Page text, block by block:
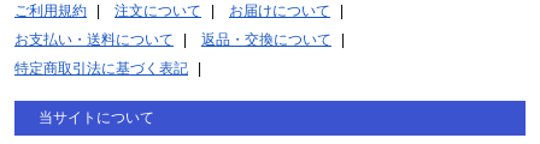
ご利用規約 注文について
お届けについて
お支払い・送料について
返品・交換について
特定商取引法に基づく表記
当サイトについて